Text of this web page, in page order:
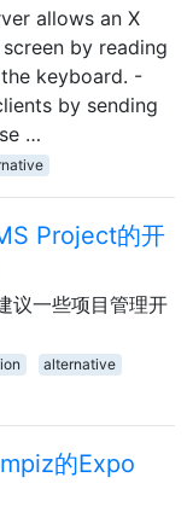
allows an X
by reading
keyboard. -
by sending
…
Project的开
议一些项目管理开
alternative
的Expo